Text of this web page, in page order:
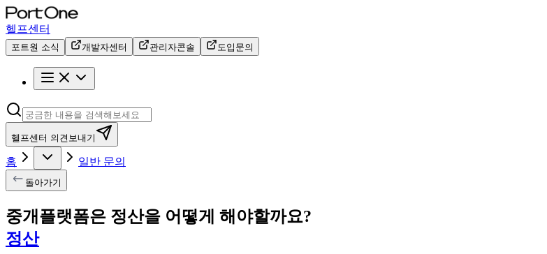
헬프센터
포트원 소식 개발자센터 관리자콘솔 도입문의
헬프센터 의견보내기
홈 일반 문의
돌아가기
중개플랫폼은 정산을 어떻게 해야할까요?
정산